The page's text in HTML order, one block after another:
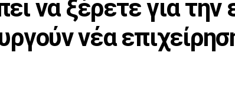
να ξέρετε για την
νέα